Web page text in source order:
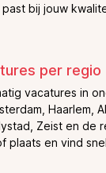
bij jouw
per regio
vacatures in
Haarlem,
Zeist en de
plaats en vind